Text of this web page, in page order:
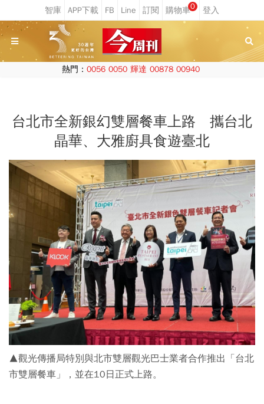
0
熱門： 0056 0050 輝達 00878 00940
台北市全新銀幻雙層餐車上路 攜台北
晶華、大雅廚具食遊臺北
▲觀光傳播局特別與北市雙層觀光巴士業者合作推出「台北
市雙層餐車」，並在10日正式上路。